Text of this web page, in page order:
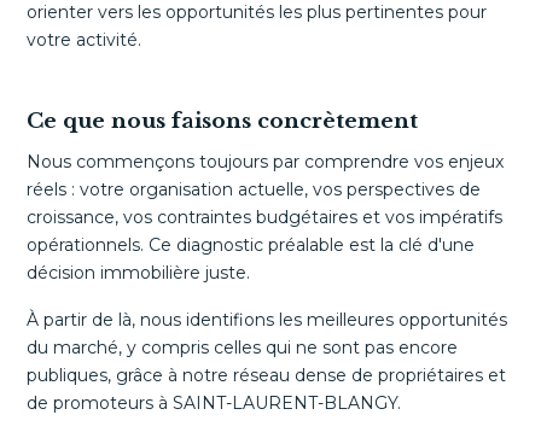
orienter vers les opportunités les plus pertinentes pour
votre activité.
Ce que nous faisons concrètement
Nous commençons toujours par comprendre vos enjeux
réels : votre organisation actuelle, vos perspectives de
croissance, vos contraintes budgétaires et vos impératifs
opérationnels. Ce diagnostic préalable est la clé d'une
décision immobilière juste.
À partir de là, nous identifions les meilleures opportunités
du marché, y compris celles qui ne sont pas encore
publiques, grâce à notre réseau dense de propriétaires et
de promoteurs à SAINT-LAURENT-BLANGY.